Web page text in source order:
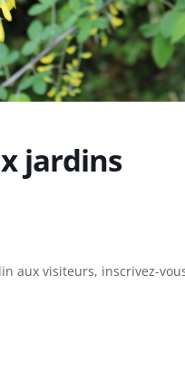
jardins
aux visiteurs, inscrivez-